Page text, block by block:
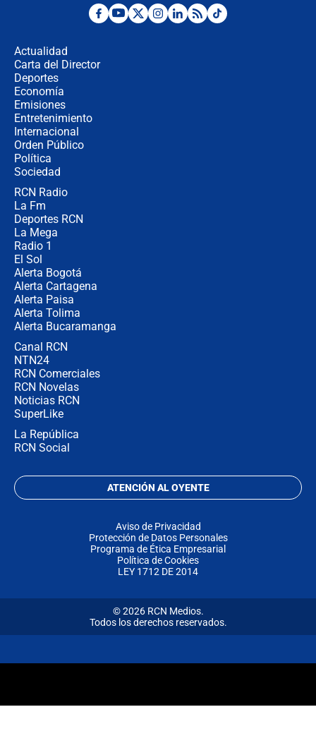
Posesión de Abelardo De La Espriella
Actualidad
Carta del Director
Deportes
Economía
Emisiones
Entretenimiento
Internacional
Orden Público
Política
Sociedad
RCN Radio
La Fm
Deportes RCN
La Mega
Radio 1
El Sol
Alerta Bogotá
Alerta Cartagena
Alerta Paisa
Alerta Tolima
Alerta Bucaramanga
Canal RCN
NTN24
RCN Comerciales
RCN Novelas
Noticias RCN
SuperLike
La República
RCN Social
ATENCIÓN AL OYENTE
Aviso de Privacidad
Protección de Datos Personales
Programa de Ética Empresarial
Política de Cookies
LEY 1712 DE 2014
© 2026 RCN Medios.
Todos los derechos reservados.